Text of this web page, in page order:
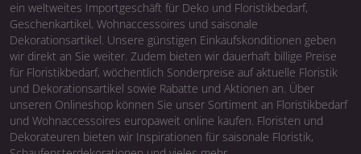
ein weltweites Importgeschäft für Deko und Floristikbedarf,
Geschenkartikel, Wohnaccessoires und saisonale
Dekorationsartikel. Unsere günstigen Einkaufskonditionen geben
wir direkt an Sie weiter. Zudem bieten wir dauerhaft billige Preise
für Floristikbedarf, wöchentlich Sonderpreise auf aktuelle Floristik
und Dekorationsartikel sowie Rabatte und Aktionen an. Über
unseren Onlineshop können Sie unser Sortiment an Floristikbedarf
und Wohnaccessoires europaweit online kaufen. Floristen und
Dekorateuren bieten wir Inspirationen für saisonale Floristik,